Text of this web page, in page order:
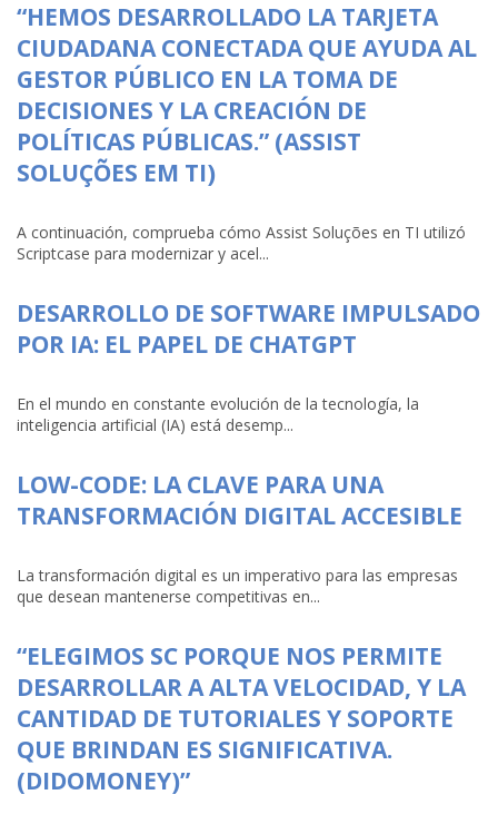
“HEMOS DESARROLLADO LA TARJETA
CIUDADANA CONECTADA QUE AYUDA AL
GESTOR PÚBLICO EN LA TOMA DE
DECISIONES Y LA CREACIÓN DE
POLÍTICAS PÚBLICAS.” (ASSIST
SOLUÇÕES EM TI)
A continuación, comprueba cómo Assist Soluções en TI utilizó
Scriptcase para modernizar y acel...
DESARROLLO DE SOFTWARE IMPULSADO
POR IA: EL PAPEL DE CHATGPT
En el mundo en constante evolución de la tecnología, la
inteligencia artificial (IA) está desemp...
LOW-CODE: LA CLAVE PARA UNA
TRANSFORMACIÓN DIGITAL ACCESIBLE
La transformación digital es un imperativo para las empresas
que desean mantenerse competitivas en...
“ELEGIMOS SC PORQUE NOS PERMITE
DESARROLLAR A ALTA VELOCIDAD, Y LA
CANTIDAD DE TUTORIALES Y SOPORTE
QUE BRINDAN ES SIGNIFICATIVA.
(DIDOMONEY)”